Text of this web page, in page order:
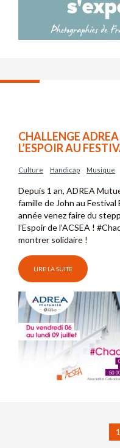
CHALLENGE
L’ESPOIR AU
Culture Handicap Musique
Depuis 1 an, ADREA
famille de John au
année venez faire du
l’Espoir de l’ACSEA !
montrer solidaire !
LIRE LA SUITE
1